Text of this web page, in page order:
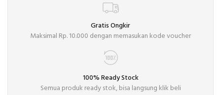
Gratis Ongkir
Maksimal Rp. 10.000 dengan memasukan kode voucher
100% Ready Stock
Semua produk ready stok, bisa langsung klik beli